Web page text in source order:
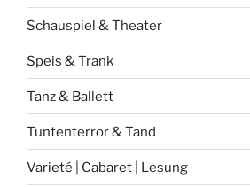
Schauspiel & Theater
Speis & Trank
Tanz & Ballett
Tuntenterror & Tand
Varieté | Cabaret | Lesung